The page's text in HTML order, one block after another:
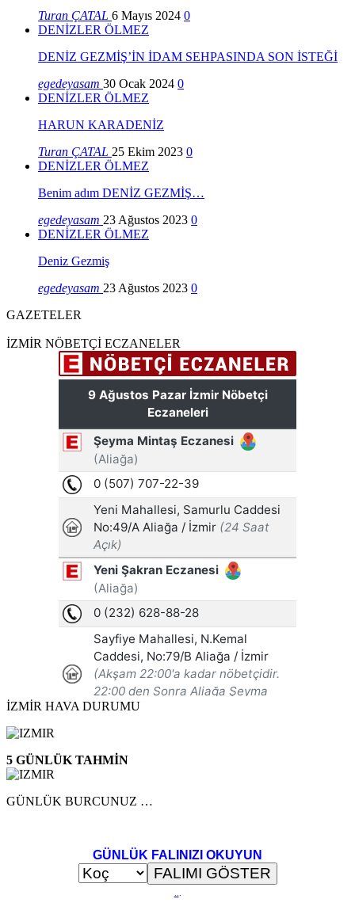
Turan ÇATAL 6 Mayıs 2024 0
DENİZLER ÖLMEZ
DENİZ GEZMİŞ’İN İDAM SEHPASINDA SON İSTEĞİ
egedeyasam 30 Ocak 2024 0
DENİZLER ÖLMEZ
HARUN KARADENİZ
Turan ÇATAL 25 Ekim 2023 0
DENİZLER ÖLMEZ
Benim adım DENİZ GEZMİŞ…
egedeyasam 23 Ağustos 2023 0
DENİZLER ÖLMEZ
Deniz Gezmiş
egedeyasam 23 Ağustos 2023 0
GAZETELER
İZMİR NÖBETÇİ ECZANELER
İZMİR HAVA DURUMU
5 GÜNLÜK TAHMİN
GÜNLÜK BURCUNUZ …
GÜNLÜK FALINIZI OKUYUN
...